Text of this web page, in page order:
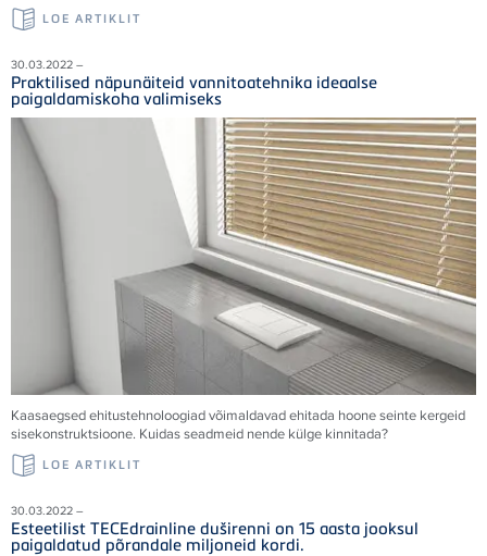
LOE ARTIKLIT
30.03.2022 –
Praktilised näpunäiteid vannitoatehnika ideaalse
paigaldamiskoha valimiseks
Kaasaegsed ehitustehnoloogiad võimaldavad ehitada hoone seinte kergeid
sisekonstruktsioone. Kuidas seadmeid nende külge kinnitada?
LOE ARTIKLIT
30.03.2022 –
Esteetilist TECEdrainline duširenni on 15 aasta jooksul
paigaldatud põrandale miljoneid kordi.